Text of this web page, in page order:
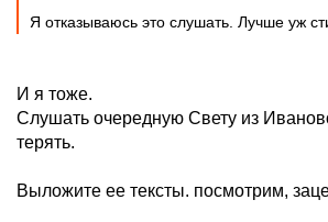
Я отказываюсь это слушать. Лучше уж
И я тоже.
Слушать очередную Свету из
терять.
Выложите ее тексты. посмотрим,